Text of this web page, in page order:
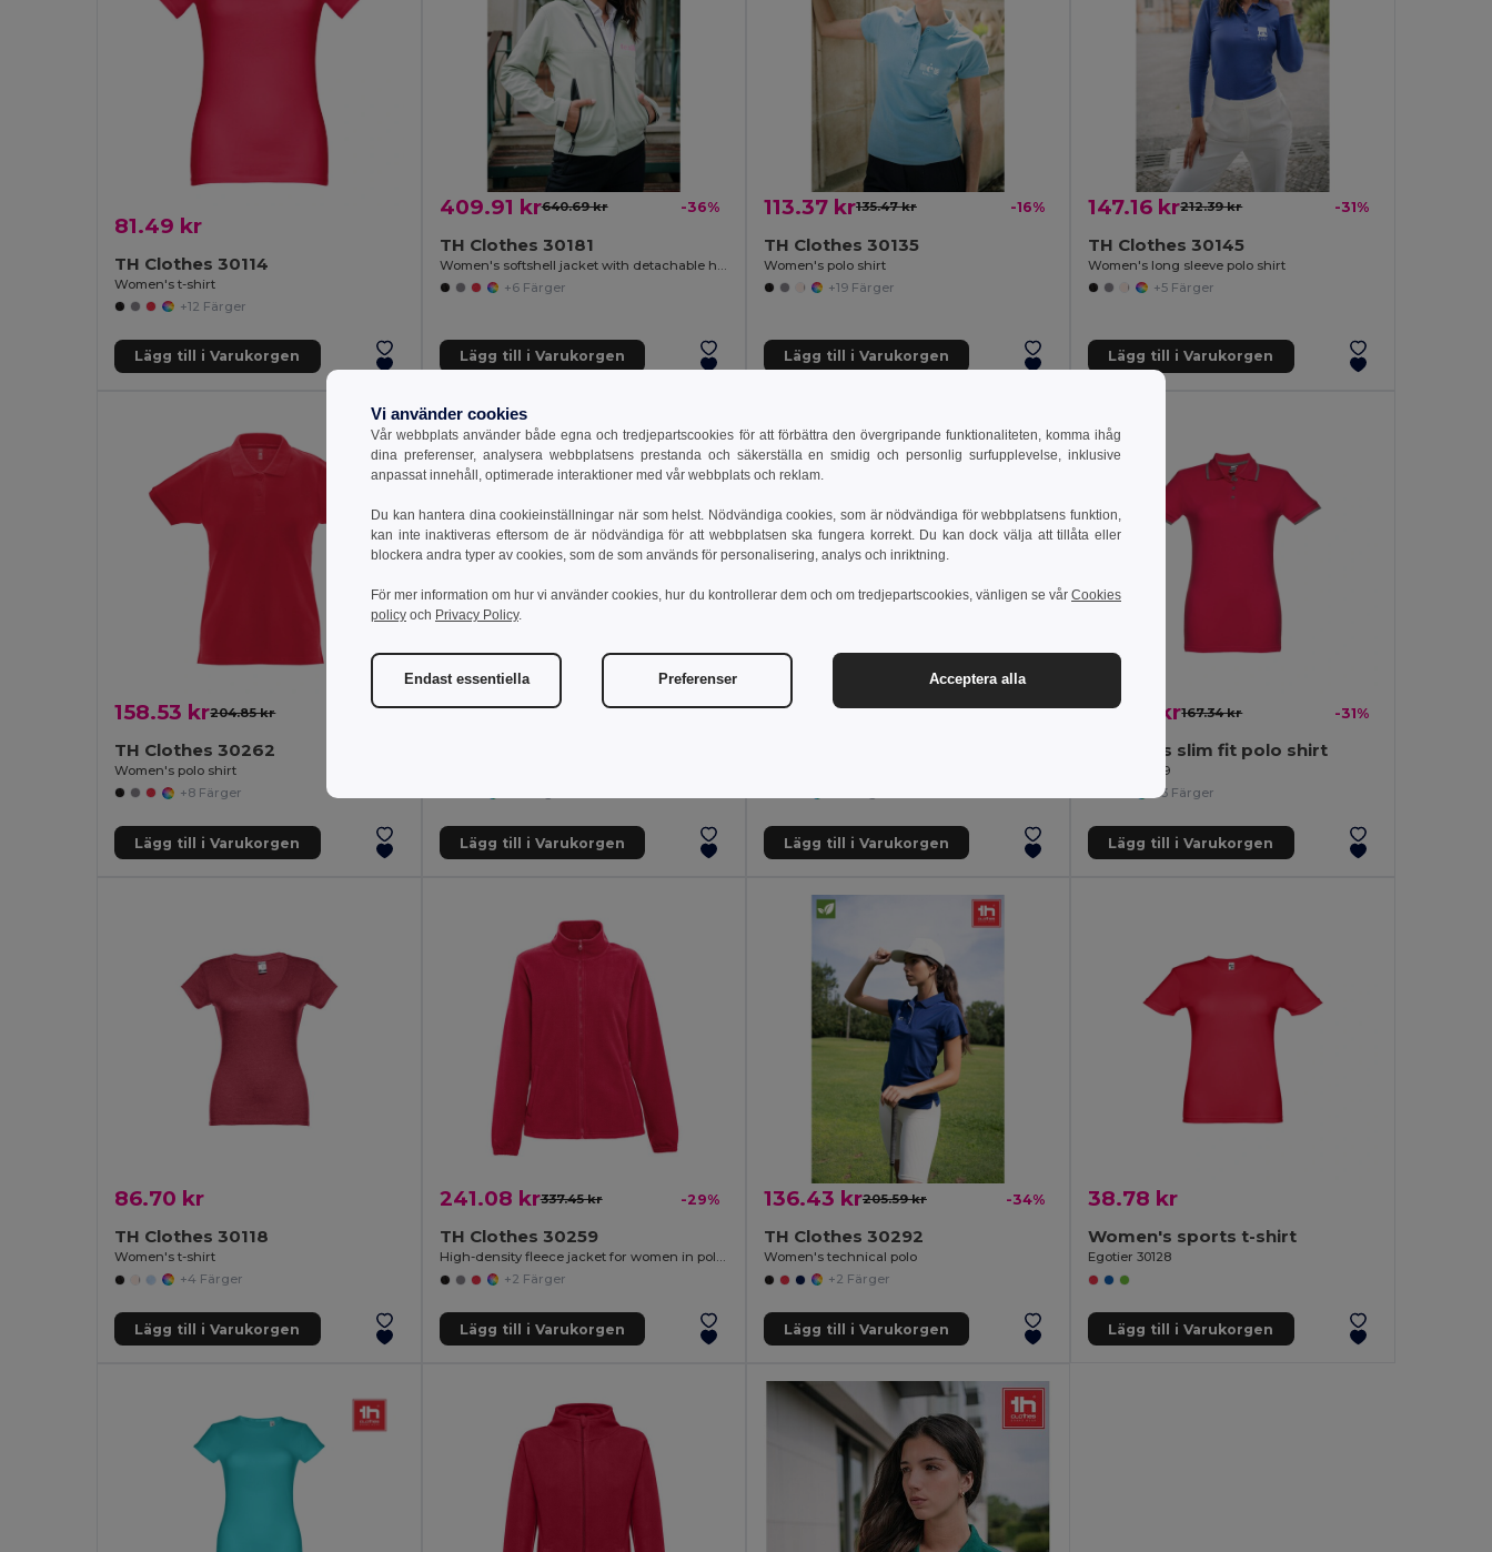
81.49 kr
TH Clothes 30114
Women's t-shirt
+12 Färger
Lägg till i Varukorgen
409.91 kr640.69 kr -36%
TH Clothes 30181
+6 Färger
Lägg till i Varukorgen
113.37 kr135.47 kr -16%
TH Clothes 30135
Women's polo shirt
+19 Färger
Lägg till i Varukorgen
147.16 kr212.39 kr -31%
TH Clothes 30145
Women's long sleeve polo shirt
+5 Färger
Lägg till i Varukorgen
158.53 kr204.85 kr -23%
TH Clothes 30262
Women's polo shirt
+8 Färger
Lägg till i Varukorgen
226.21 kr353.71 kr -36%
Lägg till i Varukorgen
68.85 kr80.43 kr -14%
Lägg till i Varukorgen
116.03 kr167.34 kr -31%
Women's slim fit polo shirt
Egotier 30139
+3 Färger
Lägg till i Varukorgen
86.70 kr
TH Clothes 30118
Women's t-shirt
+4 Färger
Lägg till i Varukorgen
241.08 kr337.45 kr -29%
TH Clothes 30259
High-density fleece jacket for women in polyester
+2 Färger
Lägg till i Varukorgen
136.43 kr205.59 kr -34%
TH Clothes 30292
Women's technical polo
+2 Färger
Lägg till i Varukorgen
38.78 kr
Women's sports t-shirt
Egotier 30128
Lägg till i Varukorgen
Vi använder cookies
Vår webbplats använder både egna och tredjepartscookies för att förbättra den övergripande funktionaliteten, komma ihåg
dina preferenser, analysera webbplatsens prestanda och säkerställa en smidig och personlig surfupplevelse, inklusive
anpassat innehåll, optimerade interaktioner med vår webbplats och reklam.
Du kan hantera dina cookieinställningar när som helst. Nödvändiga cookies, som är nödvändiga för webbplatsens funktion,
kan inte inaktiveras eftersom de är nödvändiga för att webbplatsen ska fungera korrekt. Du kan dock välja att tillåta eller
blockera andra typer av cookies, som de som används för personalisering, analys och inriktning.
För mer information om hur vi använder cookies, hur du kontrollerar dem och om tredjepartscookies, vänligen se vår Cookies
policy och Privacy Policy.
Endast essentiella Preferenser Acceptera alla